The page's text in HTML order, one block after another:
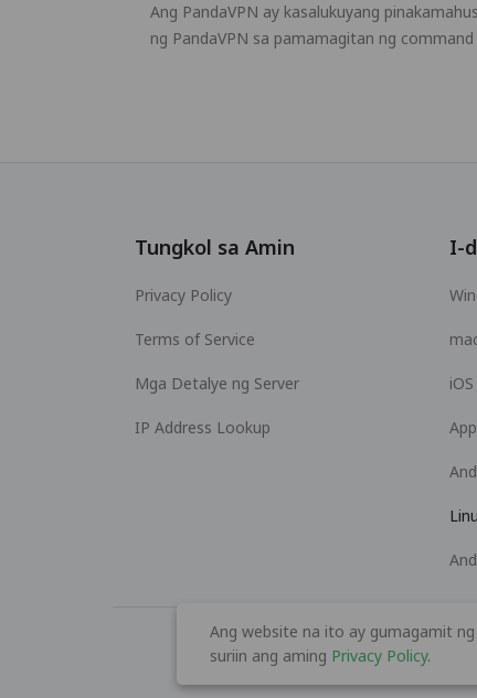
Ang PandaVPN ay kasalukuyang
ng PandaVPN sa pamamagitan ng
Tungkol sa Amin
Privacy Policy
Terms of Service
Mga Detalye ng Server
IP Address Lookup
I-
iOS
Ang website na ito ay gumagamit
suriin ang aming Privacy Policy.